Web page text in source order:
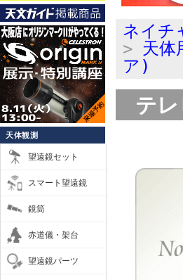
天体観測
望遠鏡セット
スマート望遠鏡
鏡筒
赤道儀・架台
望遠鏡パーツ
ネイチ
> 天体
ア)
テ